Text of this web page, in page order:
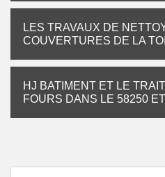
LES TRAVAUX DE
COUVERTURES DE LA
HJ BATIMENT ET LE
FOURS DANS LE 58250